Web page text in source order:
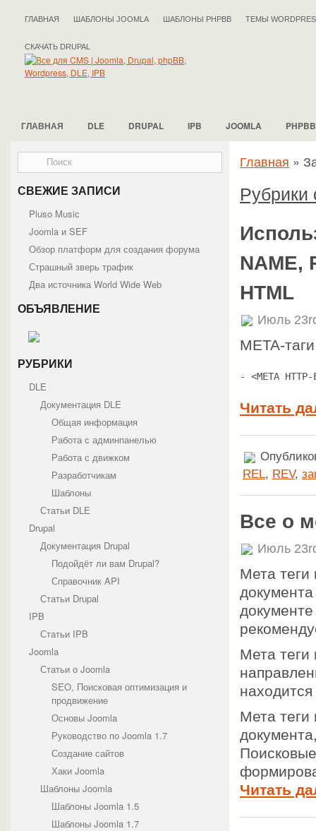
ГЛАВНАЯ ШАБЛОНЫ JOOMLA ШАБЛОНЫ PHPBB ТЕМЫ
СКАЧАТЬ DRUPAL
ГЛАВНАЯ DLE DRUPAL IPB JOOMLA PHPBB
СВЕЖИЕ ЗАПИСИ
Pluso Musiс
Joomla и SEF
Обзор платформ для создания форума
Страшный зверь трафик
Два источника World Wide Web
ОБЪЯВЛЕНИЕ
РУБРИКИ
DLE
Документация DLE
Общая информация
Работа с админпанелью
Работа с движком
Разработчикам
Шаблоны
Статьи DLE
Drupal
Документация Drupal
Подойдёт ли вам Drupal?
Справочник API
Статьи Drupal
IPB
Статьи IPB
Joomla
Статьи о Joomla
SEO, Поисковая оптимизация и
продвижение
Основы Joomla
Руководство по Joomla 1.7
Создание сайтов
Хаки Joomla
Шаблоны Joomla
Шаблоны Joomla 1.5
Шаблоны Joomla 1.7
Главная »
Рубрики
NAME,
HTML
Июль
META-
- <META
Читать
REL, REV,
Все о
Июль
Мета теги
документе
Мета
Мета теги
Читать